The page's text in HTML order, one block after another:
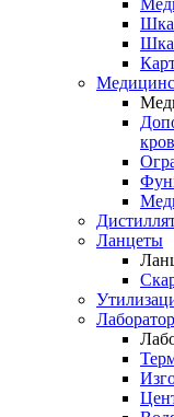
Ланцеты